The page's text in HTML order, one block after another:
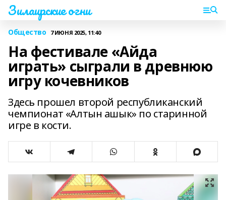
Зилаирские огни
Общество 7 ИЮНЯ 2025, 11:40
На фестивале «Айда
играть» сыграли в древнюю
игру кочевников
Здесь прошел второй республиканский
чемпионат «Алтын ашык» по старинной
игре в кости.